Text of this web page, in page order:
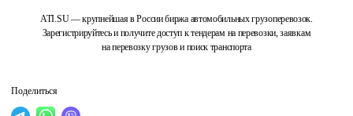
ATI.SU — крупнейшая в России биржа автомобильных грузоперевозок.
Зарегистрируйтесь и получите доступ к тендерам на перевозки, заявкам
на перевозку грузов и поиск транспорта
Поделиться